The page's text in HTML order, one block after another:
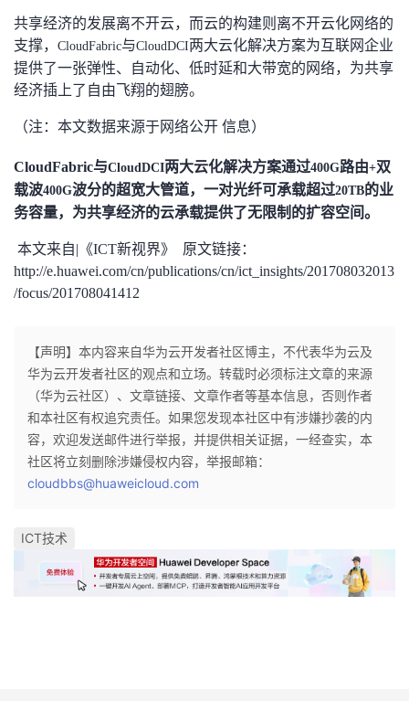
共享经济的发展离不开云，而云的构建则离不开云化网络的
支撑， CloudFabric与CloudDCI两大云化解决方案为互联网企业
提供了一张弹性、自动化、低时延和大带宽的网络，为共享
经济插上了自由飞翔的翅膀。
（注：本文数据来源于网络公开 信息）
CloudFabric与CloudDCI两大云化解决方案通过400G路由+双
载波400G波分的超宽大管道，一对光纤可承载超过20TB的业
务容量，为共享经济的云承载提供了无限制的扩容空间。
本文来自|《ICT新视界》 原文链接：
http://e.huawei.com/cn/publications/cn/ict_insights/201708032013
/focus/201708041412
【声明】本内容来自华为云开发者社区博主，不代表华为云及
华为云开发者社区的观点和立场。转载时必须标注文章的来源
（华为云社区）、文章链接、文章作者等基本信息，否则作者
和本社区有权追究责任。如果您发现本社区中有涉嫌抄袭的内
容，欢迎发送邮件进行举报，并提供相关证据，一经查实，本
社区将立刻删除涉嫌侵权内容，举报邮箱：
cloudbbs@huaweicloud.com
ICT技术